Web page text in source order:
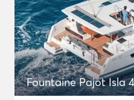
Fountaine Pajot Isla